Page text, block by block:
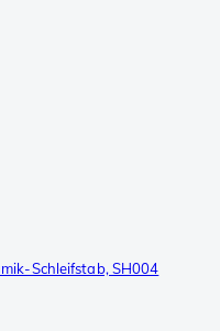
Schleifstab, SH004